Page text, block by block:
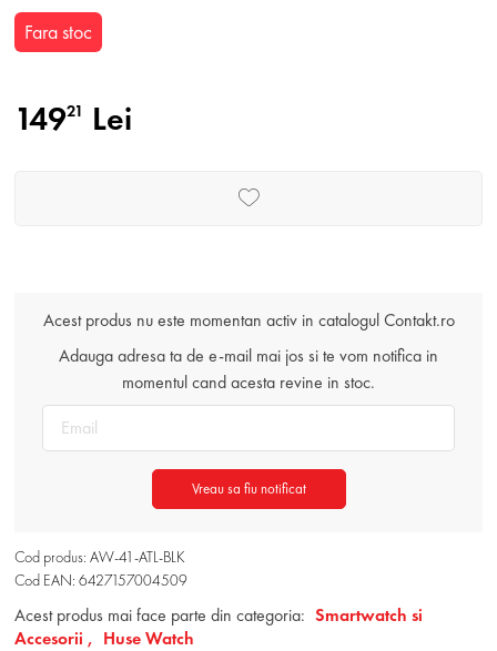
Fara stoc
14921 Lei
Acest produs nu este momentan activ in catalogul Contakt.ro
Adauga adresa ta de e-mail mai jos si te vom notifica in
momentul cand acesta revine in stoc.
Vreau sa fiu notificat
Cod produs: AW-41-ATL-BLK
Cod EAN: 6427157004509
Acest produs mai face parte din categoria: Smartwatch si
Accesorii , Huse Watch